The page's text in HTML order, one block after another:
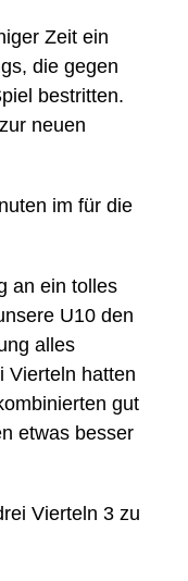
Zeit ein
die gegen
bestritten.
neuen
im für die
an ein tolles
U10 den
alles
Vierteln hatten
gut
etwas besser
Vierteln 3 zu